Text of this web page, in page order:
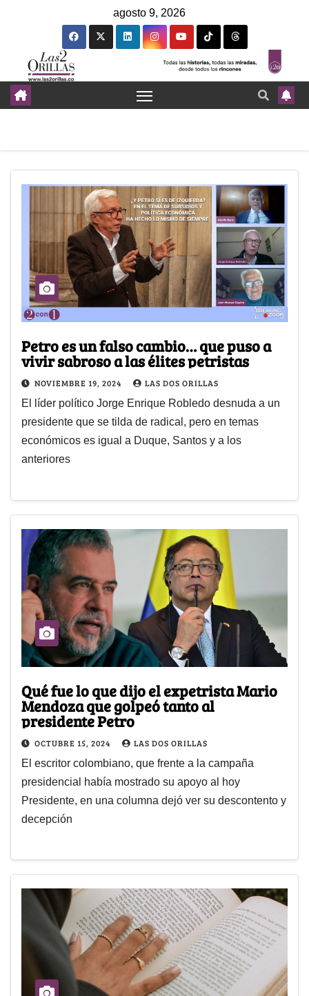
agosto 9, 2026
Petro es un falso cambio… que puso a
vivir sabroso a las élites petristas
NOVIEMBRE 19, 2024 LAS DOS ORILLAS
El líder político Jorge Enrique Robledo desnuda a un
presidente que se tilda de radical, pero en temas
económicos es igual a Duque, Santos y a los
anteriores
Qué fue lo que dijo el expetrista Mario
Mendoza que golpeó tanto al
presidente Petro
OCTUBRE 15, 2024 LAS DOS ORILLAS
El escritor colombiano, que frente a la campaña
presidencial había mostrado su apoyo al hoy
Presidente, en una columna dejó ver su descontento y
decepción